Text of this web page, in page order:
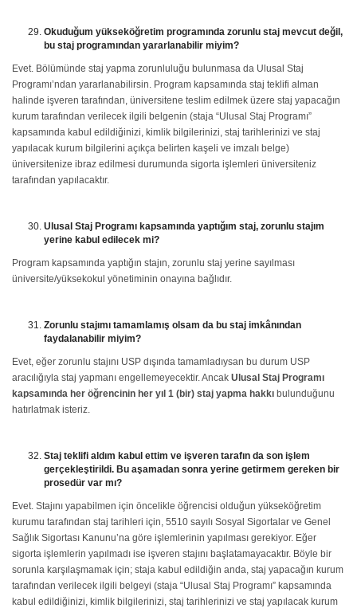
Okuduğum yükseköğretim programında zorunlu staj mevcut değil,
bu staj programından yararlanabilir miyim?
Evet. Bölümünde staj yapma zorunluluğu bulunmasa da Ulusal Staj
Programı’ndan yararlanabilirsin. Program kapsamında staj teklifi alman
halinde işveren tarafından, üniversitene teslim edilmek üzere staj yapacağın
kurum tarafından verilecek ilgili belgenin (staja “Ulusal Staj Programı”
kapsamında kabul edildiğinizi, kimlik bilgilerinizi, staj tarihlerinizi ve staj
yapılacak kurum bilgilerini açıkça belirten kaşeli ve imzalı belge)
üniversitenize ibraz edilmesi durumunda sigorta işlemleri üniversiteniz
tarafından yapılacaktır.
Ulusal Staj Programı kapsamında yaptığım staj, zorunlu stajım
yerine kabul edilecek mi?
Program kapsamında yaptığın stajın, zorunlu staj yerine sayılması
üniversite/yüksekokul yönetiminin onayına bağlıdır.
Zorunlu stajımı tamamlamış olsam da bu staj imkânından
faydalanabilir miyim?
Evet, eğer zorunlu stajını USP dışında tamamladıysan bu durum USP
aracılığıyla staj yapmanı engellemeyecektir. Ancak Ulusal Staj Programı
kapsamında her öğrencinin her yıl 1 (bir) staj yapma hakkı bulunduğunu
hatırlatmak isteriz.
Staj teklifi aldım kabul ettim ve işveren tarafın da son işlem
gerçekleştirildi. Bu aşamadan sonra yerine getirmem gereken bir
prosedür var mı?
Evet. Stajını yapabilmen için öncelikle öğrencisi olduğun yükseköğretim
kurumu tarafından staj tarihleri için, 5510 sayılı Sosyal Sigortalar ve Genel
Sağlık Sigortası Kanunu’na göre işlemlerinin yapılması gerekiyor. Eğer
sigorta işlemlerin yapılmadı ise işveren stajını başlatamayacaktır. Böyle bir
sorunla karşılaşmamak için; staja kabul edildiğin anda, staj yapacağın kurum
tarafından verilecek ilgili belgeyi (staja “Ulusal Staj Programı” kapsamında
kabul edildiğinizi, kimlik bilgilerinizi, staj tarihlerinizi ve staj yapılacak kurum